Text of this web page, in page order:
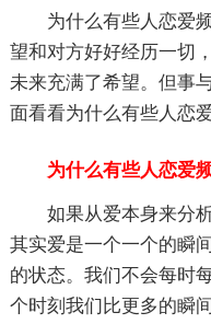
为什么有些人恋爱
望和对方好好经历一切
未来充满了希望。但事
面看看为什么有些人恋爱
为什么有些人恋爱
如果从爱本身来分
其实爱是一个一个的瞬
的状态。我们不会每时
个时刻我们比更多的瞬